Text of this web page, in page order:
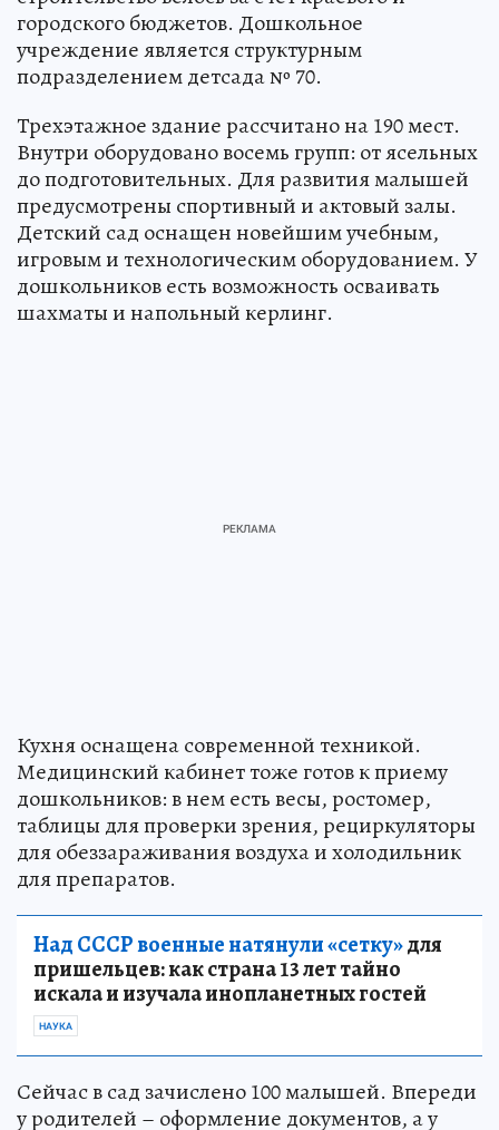
городского бюджетов. Дошкольное
учреждение является структурным
подразделением детсада № 70.
Трехэтажное здание рассчитано на 190 мест.
Внутри оборудовано восемь групп: от ясельных
до подготовительных. Для развития малышей
предусмотрены спортивный и актовый залы.
Детский сад оснащен новейшим учебным,
игровым и технологическим оборудованием. У
дошкольников есть возможность осваивать
шахматы и напольный керлинг.
Кухня оснащена современной техникой.
Медицинский кабинет тоже готов к приему
дошкольников: в нем есть весы, ростомер,
таблицы для проверки зрения, рециркуляторы
для обеззараживания воздуха и холодильник
для препаратов.
Над СССР военные натянули «сетку»для
пришельцев: как страна 13 лет тайно
искала и изучала инопланетных гостей
НАУКА
Сейчас в сад зачислено 100 малышей. Впереди
у родителей – оформление документов, а у